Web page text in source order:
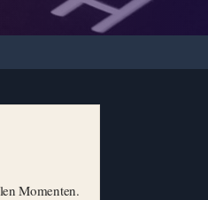
Momenten.